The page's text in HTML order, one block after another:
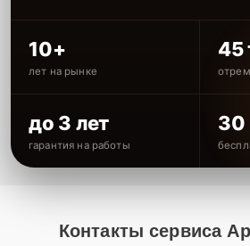
10+
лет на рынке
45
до 3 лет
гарантия на работы
30
Контакты сервиса